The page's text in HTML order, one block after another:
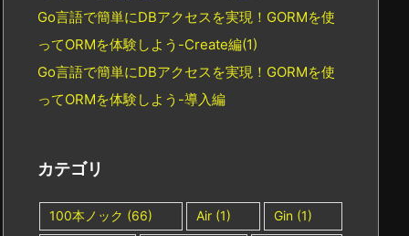
Go言語で簡単にDBアクセスを実現！GORMを使
ってORMを体験しよう-Create編(1)
Go言語で簡単にDBアクセスを実現！GORMを使
ってORMを体験しよう-導入編
カテゴリ
100本ノック (66) Air(1) Gin (1)